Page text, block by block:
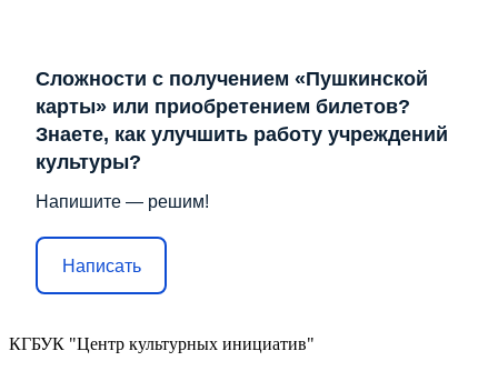
Сложности с получением «Пушкинской
карты» или приобретением билетов?
Знаете, как улучшить работу учреждений
культуры?
Напишите — решим!
Написать
КГБУК "Центр культурных инициатив"